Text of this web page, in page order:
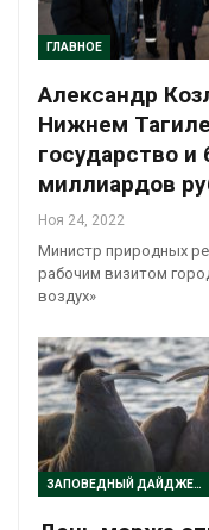
ГЛАВНОЕ
Александр
Нижнем
государство и
миллиардов
Ноя 24, 2022
Министр природных
рабочим визитом
воздух»
ЗАПОВЕДНЫЙ ДАЙДЖЕСТ